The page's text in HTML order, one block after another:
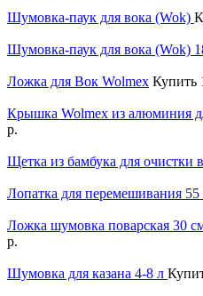
Шумовка-паук для вока (Wok)
Шумовка-паук для вока (Wok)
Ложка для Вок Wolmex Купить
Крышка Wolmex из алюминия
р.
Щетка из бамбука для очистки
Лопатка для перемешивания 55
Ложка шумовка поварская 30
р.
Шумовка для казана 4-8 л